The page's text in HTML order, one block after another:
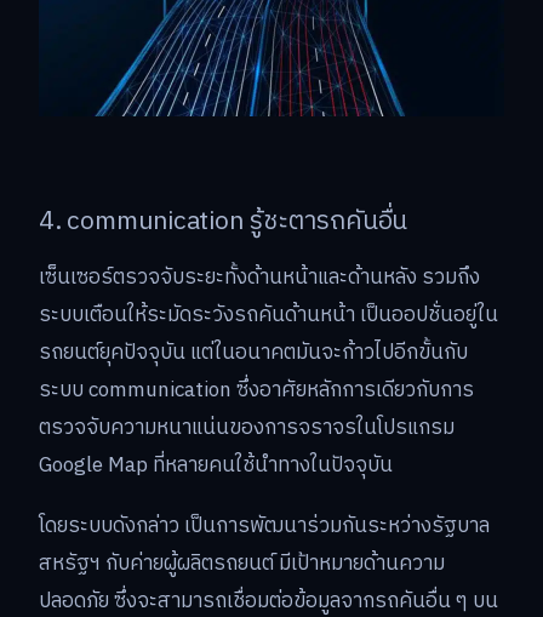
4. communication รู้ชะตารถคันอื่น
เซ็นเซอร์ตรวจจับระยะทั้งด้านหน้าและด้านหลัง รวมถึง
ระบบเตือนให้ระมัดระวังรถคันด้านหน้า เป็นออปชั่นอยู่ใน
รถยนต์ยุคปัจจุบัน แต่ในอนาคตมันจะก้าวไปอีกขั้นกับ
ระบบ communication ซึ่งอาศัยหลักการเดียวกับการ
ตรวจจับความหนาแน่นของการจราจรในโปรแกรม
Google Map ที่หลายคนใช้นำทางในปัจจุบัน
โดยระบบดังกล่าว เป็นการพัฒนาร่วมกันระหว่างรัฐบาล
สหรัฐฯ กับค่ายผู้ผลิตรถยนต์ มีเป้าหมายด้านความ
ปลอดภัย ซึ่งจะสามารถเชื่อมต่อข้อมูลจากรถคันอื่น ๆ บน